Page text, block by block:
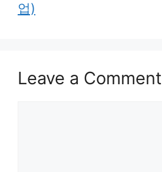
업)
Leave a Comment